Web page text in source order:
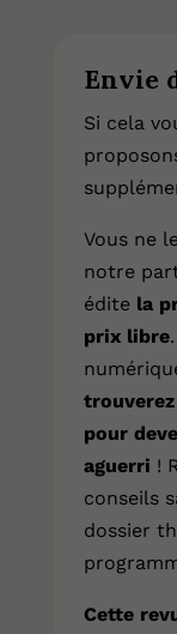
Envie
Si cela
Vous ne
notre
éditela
prix libre
pour
aguerri !
conseils
dossier
Cette